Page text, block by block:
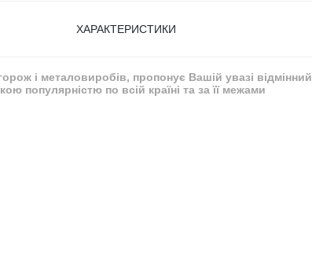
ХАРАКТЕРИСТИКИ
і металовиробів, пропонує Вашій увазі відмінний
популярністю по всій країні та за її межами